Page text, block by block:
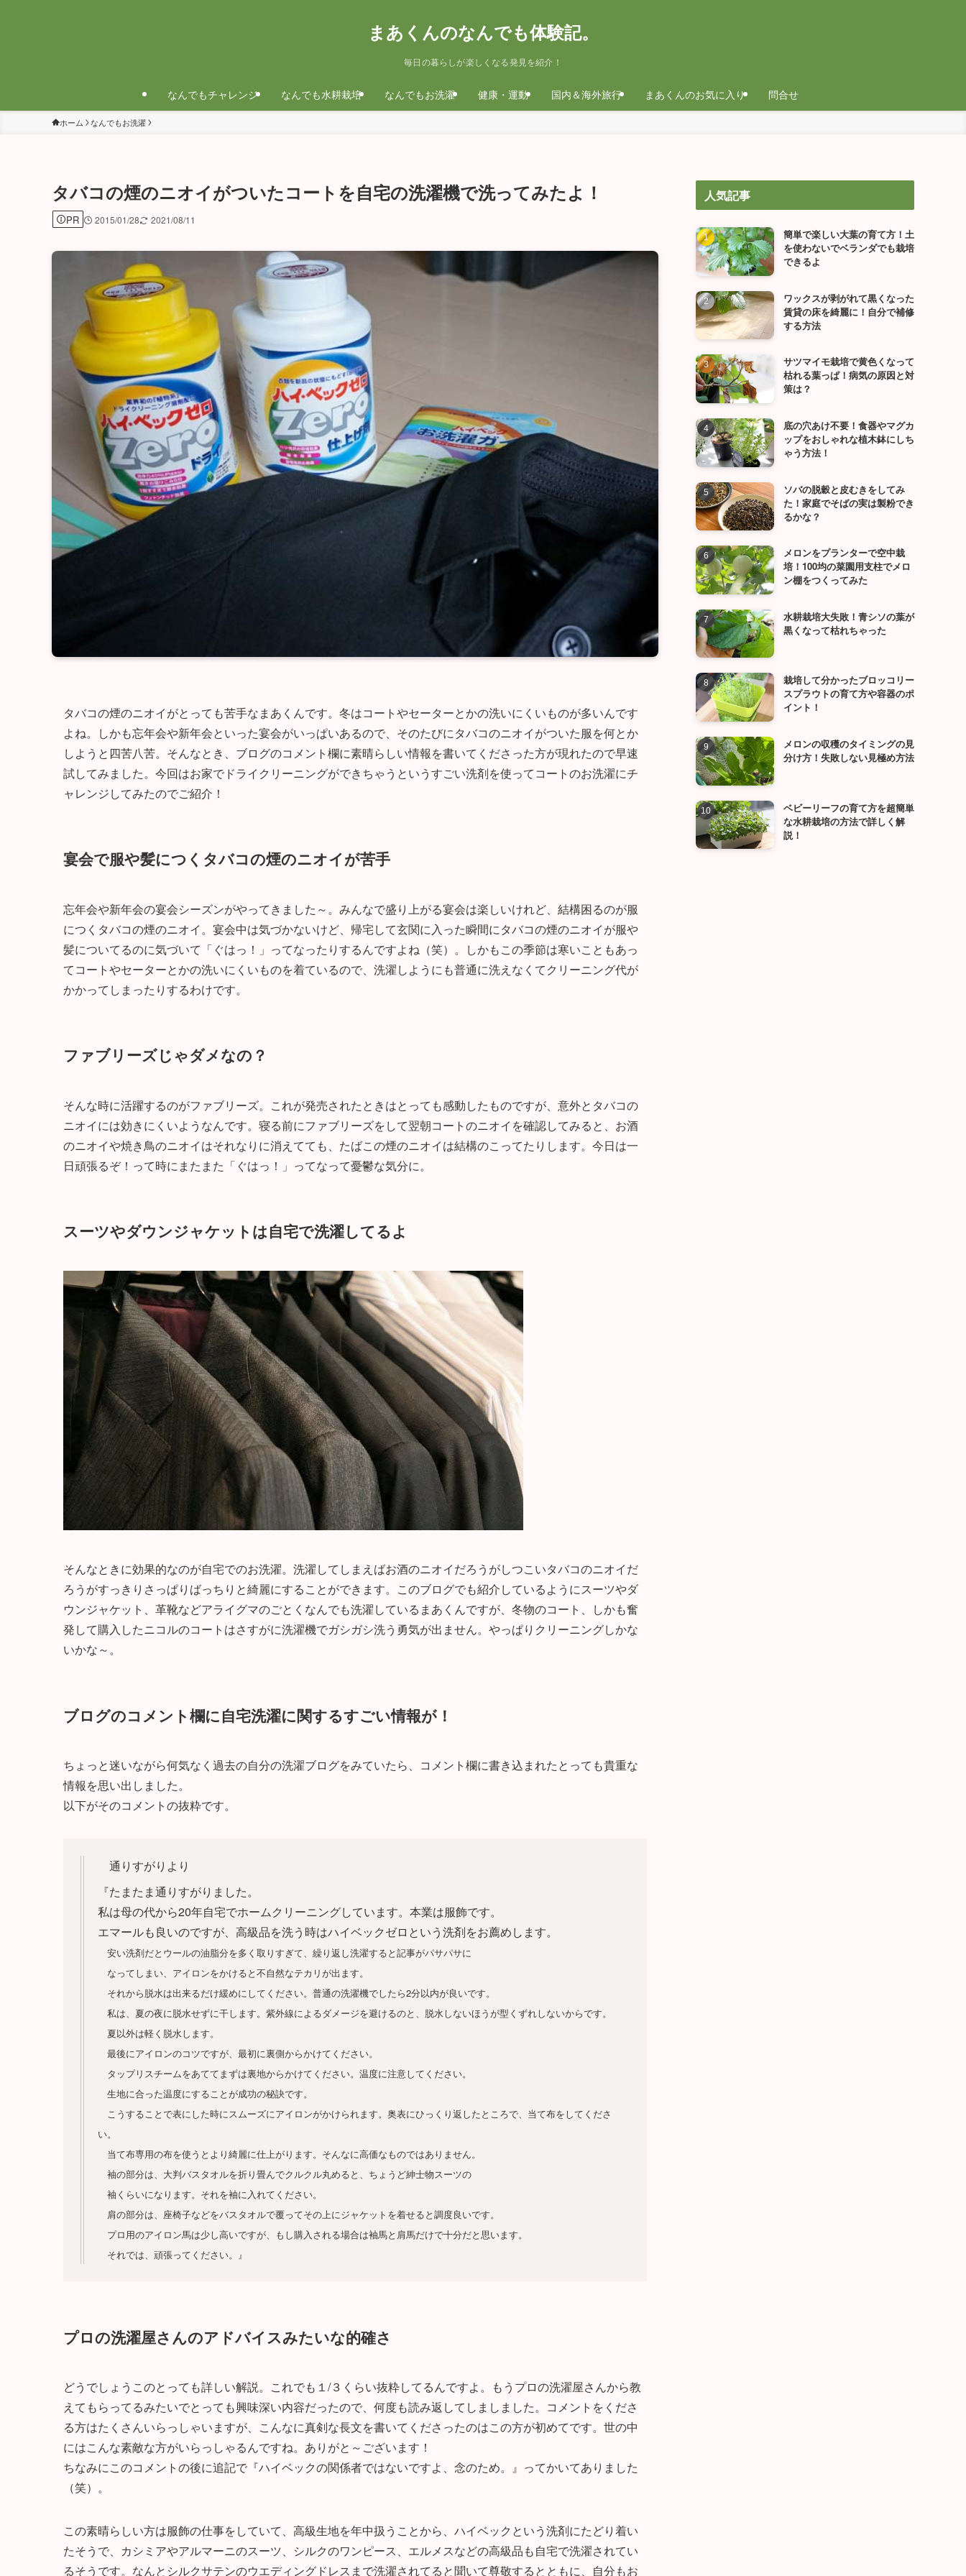
まあくんのなんでも体験記。
毎日の暮らしが楽しくなる発見を紹介！
なんでもチャレンジ なんでも水耕栽培 なんでもお洗濯 健康・運動 国内＆海外旅行 まあくんのお気に入り 問合せ
ホーム なんでもお洗濯
タバコの煙のニオイがついたコートを自宅の洗濯機で洗ってみたよ！
PR 2015/01/28 2021/08/11
タバコの煙のニオイがとっても苦手なまあくんです。冬はコートやセーターとかの洗いにくいものが多いんです
よね。しかも忘年会や新年会といった宴会がいっぱいあるので、そのたびにタバコのニオイがついた服を何とか
しようと四苦八苦。そんなとき、ブログのコメント欄に素晴らしい情報を書いてくださった方が現れたので早速
試してみました。今回はお家でドライクリーニングができちゃうというすごい洗剤を使ってコートのお洗濯にチ
ャレンジしてみたのでご紹介！
宴会で服や髪につくタバコの煙のニオイが苦手
忘年会や新年会の宴会シーズンがやってきました～。みんなで盛り上がる宴会は楽しいけれど、結構困るのが服
につくタバコの煙のニオイ。宴会中は気づかないけど、帰宅して玄関に入った瞬間にタバコの煙のニオイが服や
髪についてるのに気づいて「ぐはっ！」ってなったりするんですよね（笑）。しかもこの季節は寒いこともあっ
てコートやセーターとかの洗いにくいものを着ているので、洗濯しようにも普通に洗えなくてクリーニング代が
かかってしまったりするわけです。
ファブリーズじゃダメなの？
そんな時に活躍するのがファブリーズ。これが発売されたときはとっても感動したものですが、意外とタバコの
ニオイには効きにくいようなんです。寝る前にファブリーズをして翌朝コートのニオイを確認してみると、お酒
のニオイや焼き鳥のニオイはそれなりに消えてても、たばこの煙のニオイは結構のこってたりします。今日は一
日頑張るぞ！って時にまたまた「ぐはっ！」ってなって憂鬱な気分に。
スーツやダウンジャケットは自宅で洗濯してるよ
そんなときに効果的なのが自宅でのお洗濯。洗濯してしまえばお酒のニオイだろうがしつこいタバコのニオイだ
ろうがすっきりさっぱりばっちりと綺麗にすることができます。このブログでも紹介しているようにスーツやダ
ウンジャケット、革靴などアライグマのごとくなんでも洗濯しているまあくんですが、冬物のコート、しかも奮
発して購入したニコルのコートはさすがに洗濯機でガシガシ洗う勇気が出ません。やっぱりクリーニングしかな
いかな～。
ブログのコメント欄に自宅洗濯に関するすごい情報が！
ちょっと迷いながら何気なく過去の自分の洗濯ブログをみていたら、コメント欄に書き込まれたとっても貴重な
情報を思い出しました。
以下がそのコメントの抜粋です。
通りすがりより
『たまたま通りすがりました。
私は母の代から20年自宅でホームクリーニングしています。本業は服飾です。
エマールも良いのですが、高級品を洗う時はハイベックゼロという洗剤をお薦めします。
安い洗剤だとウールの油脂分を多く取りすぎて、繰り返し洗濯すると記事がパサパサに
なってしまい、アイロンをかけると不自然なテカリが出ます。
それから脱水は出来るだけ緩めにしてください。普通の洗濯機でしたら2分以内が良いです。
私は、夏の夜に脱水せずに干します。紫外線によるダメージを避けるのと、脱水しないほうが型くずれしないからです。
夏以外は軽く脱水します。
最後にアイロンのコツですが、最初に裏側からかけてください。
タップリスチームをあててまずは裏地からかけてください。温度に注意してください。
生地に合った温度にすることが成功の秘訣です。
こうすることで表にした時にスムーズにアイロンがかけられます。奥表にひっくり返したところで、当て布をしてくださ
い。
当て布専用の布を使うとより綺麗に仕上がります。そんなに高価なものではありません。
袖の部分は、大判バスタオルを折り畳んでクルクル丸めると、ちょうど紳士物スーツの
袖くらいになります。それを袖に入れてください。
肩の部分は、座椅子などをバスタオルで覆ってその上にジャケットを着せると調度良いです。
プロ用のアイロン馬は少し高いですが、もし購入される場合は袖馬と肩馬だけで十分だと思います。
それでは、頑張ってください。』
プロの洗濯屋さんのアドバイスみたいな的確さ
どうでしょうこのとっても詳しい解説。これでも１/３くらい抜粋してるんですよ。もうプロの洗濯屋さんから教
えてもらってるみたいでとっても興味深い内容だったので、何度も読み返してしましました。コメントをくださ
る方はたくさんいらっしゃいますが、こんなに真剣な長文を書いてくださったのはこの方が初めてです。世の中
にはこんな素敵な方がいらっしゃるんですね。ありがと～ございます！
ちなみにこのコメントの後に追記で『ハイベックの関係者ではないですよ、念のため。』ってかいてありました
（笑）。
この素晴らしい方は服飾の仕事をしていて、高級生地を年中扱うことから、ハイベックという洗剤にたどり着い
たそうで、カシミアやアルマーニのスーツ、シルクのワンピース、エルメスなどの高級品も自宅で洗濯されてい
るそうです。なんとシルクサテンのウエディングドレスまで洗濯されてると聞いて尊敬するとともに、自分もお
人気記事
簡単で楽しい大葉の育て方！土
を使わないでベランダでも栽培
できるよ
ワックスが剥がれて黒くなった
賃貸の床を綺麗に！自分で補修
する方法
サツマイモ栽培で黄色くなって
枯れる葉っぱ！病気の原因と対
策は？
底の穴あけ不要！食器やマグカ
ップをおしゃれな植木鉢にしち
ゃう方法！
ソバの脱穀と皮むきをしてみ
た！家庭でそばの実は製粉でき
るかな？
メロンをプランターで空中栽
培！100均の菜園用支柱でメロ
ン棚をつくってみた
水耕栽培大失敗！青シソの葉が
黒くなって枯れちゃった
栽培して分かったブロッコリー
スプラウトの育て方や容器のポ
イント！
メロンの収穫のタイミングの見
分け方！失敗しない見極め方法
ベビーリーフの育て方を超簡単
な水耕栽培の方法で詳しく解
説！